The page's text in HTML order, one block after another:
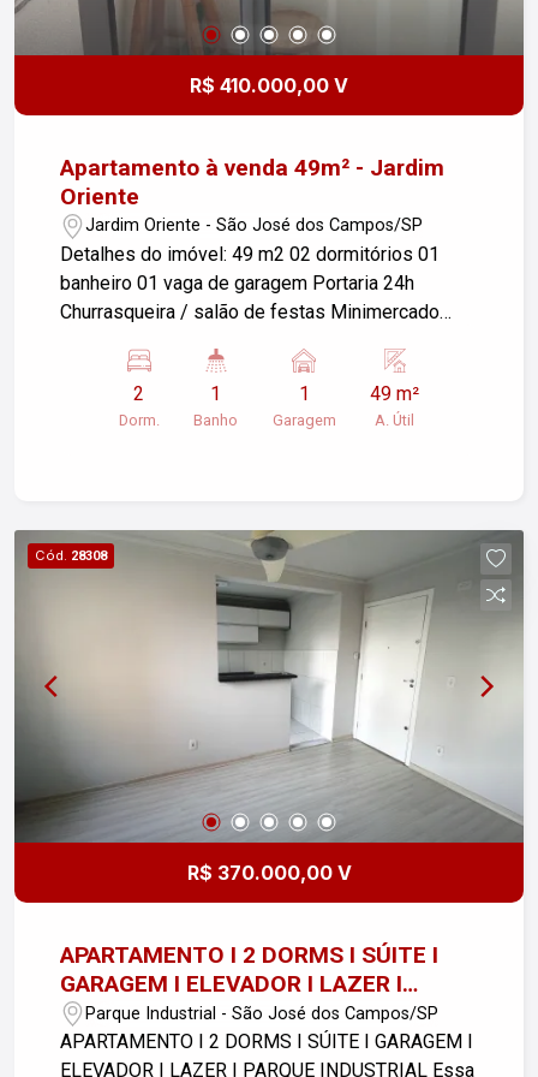
perto tudo o que este imóvel tem a oferecer.
R$ 410.000,00 V
Apartamento à venda 49m² - Jardim
Oriente
Jardim Oriente - São José dos Campos/SP
Detalhes do imóvel: 49 m2 02 dormitórios 01
banheiro 01 vaga de garagem Portaria 24h
Churrasqueira / salão de festas Minimercado
(Shopping Oriente)
2
Dorm.
1
Banho
1
Garagem
49 m²
A. Útil
Cód. 28308
R$ 370.000,00 V
APARTAMENTO I 2 DORMS I SÚITE I
GARAGEM I ELEVADOR I LAZER I
PARQUE INDUSTRIAL
Parque Industrial - São José dos Campos/SP
APARTAMENTO I 2 DORMS I SÚITE I GARAGEM I
ELEVADOR I LAZER I PARQUE INDUSTRIAL Essa